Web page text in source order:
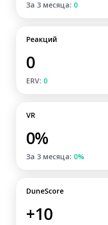
За 3 месяца: 0
Реакций
0
ERV: 0
VR
0%
За 3 месяца: 0%
DuneScore
+10